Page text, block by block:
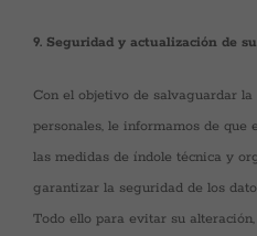
9. Seguridad y actualización de
Con el objetivo de salvaguardar
personales, le informamos de que
las medidas de índole técnica y
garantizar la seguridad de los
Todo ello para evitar su